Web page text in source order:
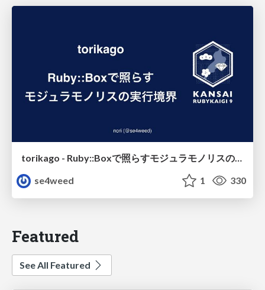
torikago - Ruby::Boxで照らすモジュラモノリスの実行境界
se4weed
1 330
Featured
See All Featured